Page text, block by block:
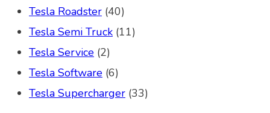
Tesla Roadster (40)
Tesla Semi Truck (11)
Tesla Service (2)
Tesla Software (6)
Tesla Supercharger (33)